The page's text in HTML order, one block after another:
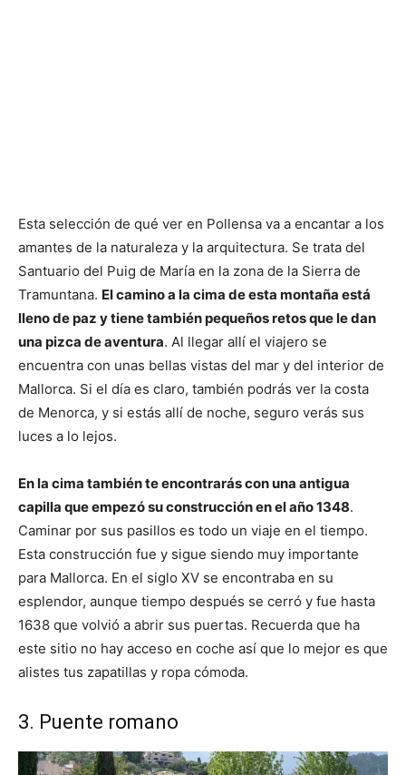
Esta selección de qué ver en Pollensa va a encantar a los
amantes de la naturaleza y la arquitectura. Se trata del
Santuario del Puig de María en la zona de la Sierra de
Tramuntana. El camino a la cima de esta montaña está
lleno de paz y tiene también pequeños retos que le dan
una pizca de aventura. Al llegar allí el viajero se
encuentra con unas bellas vistas del mar y del interior de
Mallorca. Si el día es claro, también podrás ver la costa
de Menorca, y si estás allí de noche, seguro verás sus
luces a lo lejos.
En la cima también te encontrarás con una antigua
capilla que empezó su construcción en el año 1348.
Caminar por sus pasillos es todo un viaje en el tiempo.
Esta construcción fue y sigue siendo muy importante
para Mallorca. En el siglo XV se encontraba en su
esplendor, aunque tiempo después se cerró y fue hasta
1638 que volvió a abrir sus puertas. Recuerda que ha
este sitio no hay acceso en coche así que lo mejor es que
alistes tus zapatillas y ropa cómoda.
3. Puente romano